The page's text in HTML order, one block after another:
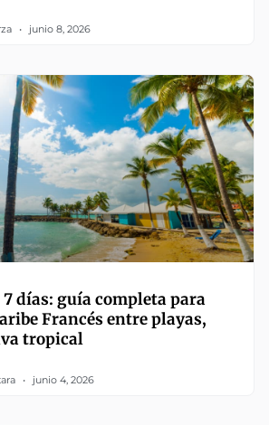
junio 8, 2026
7 días: guía completa para
Francés entre playas,
tropical
junio 4, 2026